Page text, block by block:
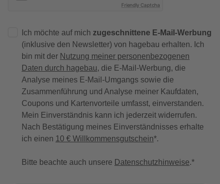
Friendly Captcha
Ich möchte auf mich zugeschnittene E-Mail-Werbung
(inklusive den Newsletter) von hagebau erhalten. Ich
bin mit der Nutzung meiner personenbezogenen
Daten durch hagebau, die E-Mail-Werbung, die
Analyse meines E-Mail-Umgangs sowie die
Zusammenführung und Analyse meiner Kaufdaten,
Coupons und Kartenvorteile umfasst, einverstanden.
Mein Einverständnis kann ich jederzeit widerrufen.
Nach Bestätigung meines Einverständnisses erhalte
ich einen 10 € Willkommensgutschein*.
Bitte beachte auch unsere Datenschutzhinweise.